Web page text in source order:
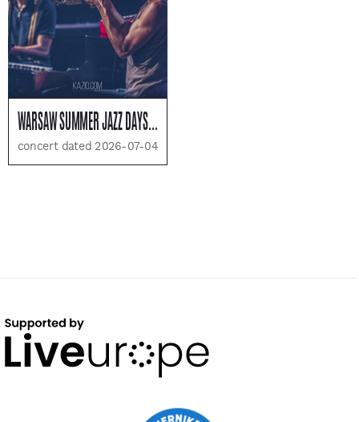
WARSAW SUMMER JAZZ DAYS - DZIEŃ 3
concert dated 2026-07-04